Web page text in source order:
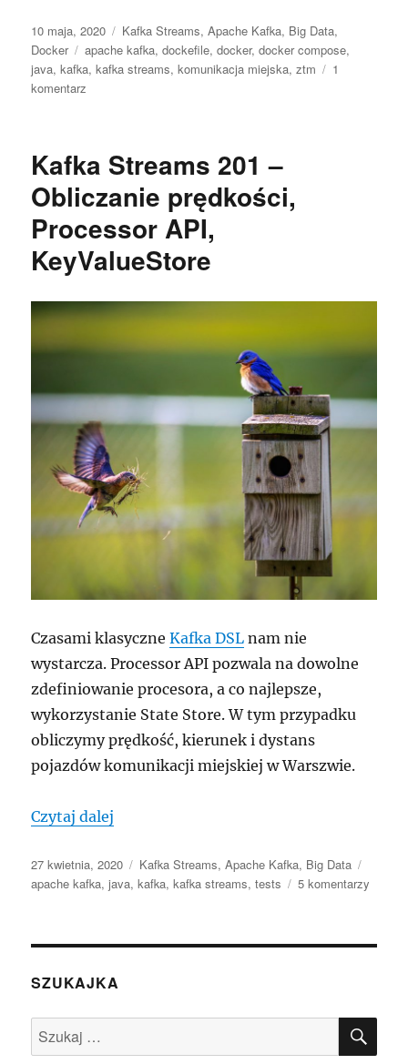
Data
publikacji
10 maja, 2020 Kategorie
Kafka Streams,Apache Kafka, Big Data,
Docker
Tagi
apache kafka,dockefile,docker,docker compose,
java,kafka,kafka streams,komunikacja miejska,ztm
1
komentarz
–
aplikacji,
Kafka
w
Kafka Streams 201 –
Obliczanie prędkości,
Processor API,
KeyValueStore
Czasami klasyczneKafka DSL nam nie
wystarcza. Processor API pozwala na dowolne
zdefiniowanie procesora, a co najlepsze,
wykorzystanie State Store. W tym przypadku
obliczymy prędkość, kierunek i dystans
pojazdów komunikacji miejskiej w Warszwie.
Czytaj dalej
Data
publikacji
27 kwietnia, 2020 Kategorie
Kafka Streams,Apache Kafka, Big Data
apache kafka,java,kafka,kafka streams,tests 5 komentarzy
201
SZUKAJKA
Szukaj: